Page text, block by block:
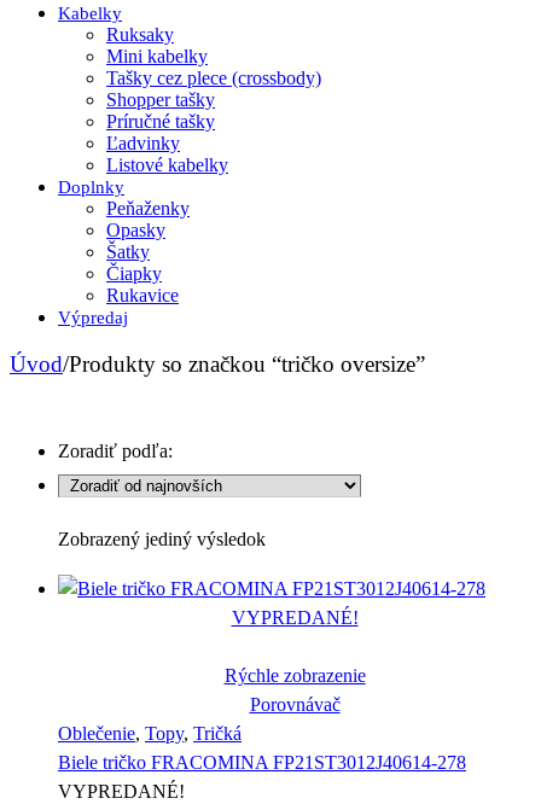
Kabelky
Ruksaky
Mini kabelky
Tašky cez plece (crossbody)
Shopper tašky
Príručné tašky
Ľadvinky
Listové kabelky
Doplnky
Peňaženky
Opasky
Šatky
Čiapky
Rukavice
Výpredaj
Úvod/Produkty so značkou “tričko oversize”
Zoradiť podľa:
Zobrazený jediný výsledok
VYPREDANÉ!
Rýchle zobrazenie
Porovnávač
Oblečenie, Topy, Tričká
Biele tričko FRACOMINA FP21ST3012J40614-278
VYPREDANÉ!